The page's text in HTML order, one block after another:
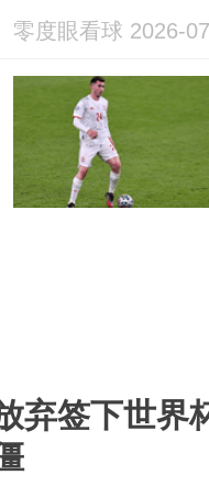
零度眼看球 2026-
弃签下世界